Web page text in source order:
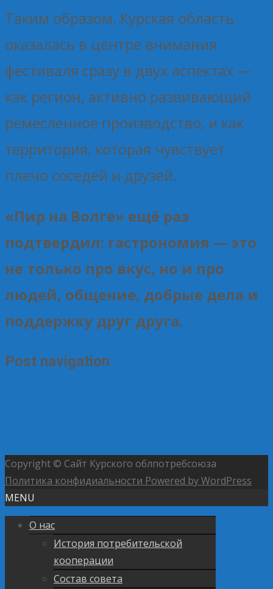
Таким образом, Курская область
оказалась в центре внимания
фестиваля сразу в двух аспектах —
как регион, активно развивающий
ремесленное производство, и как
территория, которая чувствует
плечо соседей и друзей.
«Пир на Волге» ещё раз
подтвердил: гастрономия — это
не только про вкус, но и про
людей, общение, добрые дела и
поддержку друг друга.
Post navigation
Copyright © Сайт Курского облпотребсоюза
Политика конфидиальности Powered by WordPress
MENU
О нас
История потребительской
кооперации
Состав совета